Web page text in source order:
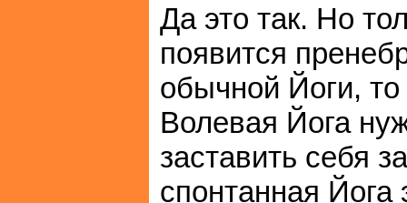
Да это так. Но
появится
обычной Йоги,
Волевая Йога
заставить себя
спонтанная Йога